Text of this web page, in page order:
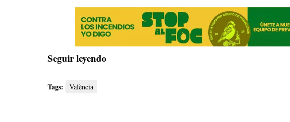
Seguir leyendo
Tags: València